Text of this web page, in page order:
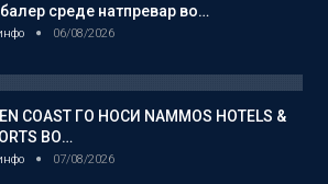
среде натпревар во…
06/08/2026
COAST ГО НОСИ NAMMOS HOTELS &
ВО…
07/08/2026